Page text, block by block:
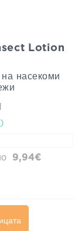
Lotion
насекоми
9,94€